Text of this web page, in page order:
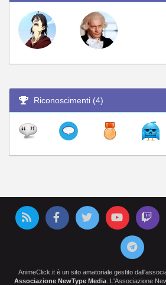
Riconoscimenti (4)
AnimeClick.it è un sito amatoriale gestito
Associazione NewType Media . L'Associazione